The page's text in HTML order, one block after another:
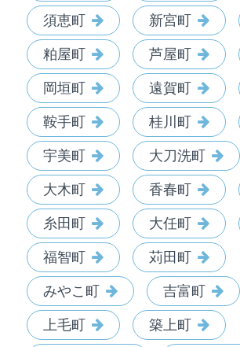
須恵町 新宮町
粕屋町 芦屋町
岡垣町 遠賀町
鞍手町 桂川町
宇美町 大刀洗町
大木町 香春町
糸田町 大任町
福智町 苅田町
みやこ町 吉富町
上毛町 築上町